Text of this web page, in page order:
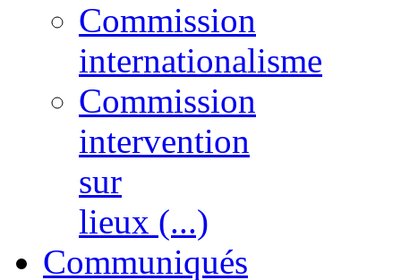
Commission
internationalisme
Commission
intervention
sur
lieux (...)
Communiqués